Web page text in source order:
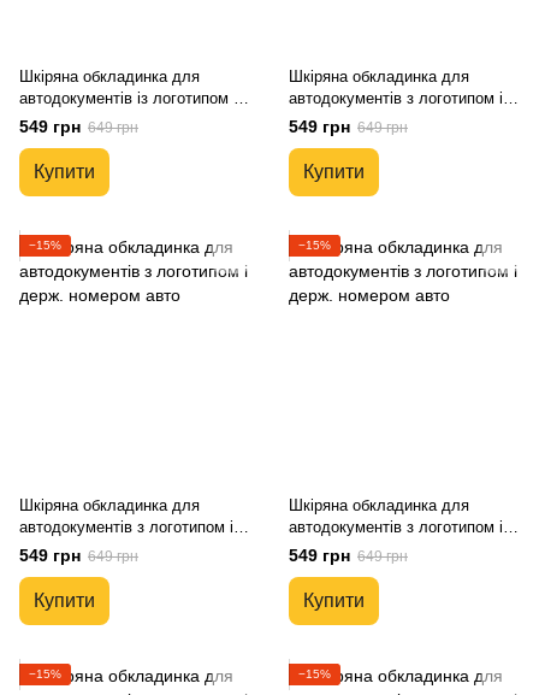
Шкіряна обкладинка для
автодокументів із логотипом і
держ. номером авто
натуральна шкіра
549 грн 649 грн
Купити
Шкіряна обкладинка для
автодокументів з логотипом і
держ. номером авто
549 грн 649 грн
Купити
−15%
Шкіряна обкладинка для
автодокументів з логотипом і
держ. номером авто
549 грн 649 грн
Купити
−15%
Шкіряна обкладинка для
автодокументів з логотипом і
держ. номером авто
549 грн 649 грн
Купити
−15% −15%